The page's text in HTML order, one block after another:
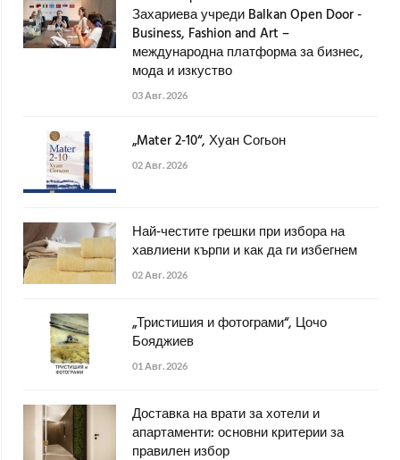
Захариева учреди Balkan Open Door -
Business, Fashion and Art –
международна платформа за бизнес,
мода и изкуство
03 Авг. 2026
„Mater 2-10“, Хуан Согьон
02 Авг. 2026
Най-честите грешки при избора на
хавлиени кърпи и как да ги избегнем
02 Авг. 2026
„Тристишия и фотограми“, Цочо
Бояджиев
01 Авг. 2026
Доставка на врати за хотели и
апартаменти: основни критерии за
правилен избор